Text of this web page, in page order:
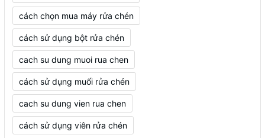
cách chọn mua máy rửa chén
cách sử dụng bột rửa chén
cach su dung muoi rua chen
cách sử dụng muối rửa chén
cach su dung vien rua chen
cách sử dụng viên rửa chén